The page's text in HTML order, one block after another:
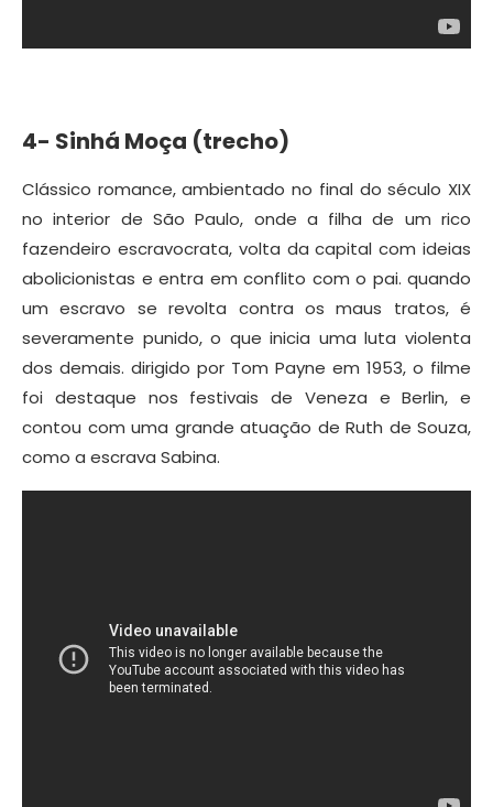
4- Sinhá Moça (trecho)
Clássico romance, ambientado no final do século XIX
no interior de São Paulo, onde a filha de um rico
fazendeiro escravocrata, volta da capital com ideias
abolicionistas e entra em conflito com o pai. quando
um escravo se revolta contra os maus tratos, é
severamente punido, o que inicia uma luta violenta
dos demais. dirigido por Tom Payne em 1953, o filme
foi destaque nos festivais de Veneza e Berlin, e
contou com uma grande atuação de Ruth de Souza,
como a escrava Sabina.